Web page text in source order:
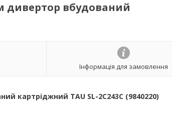
дивертор вбудований
Інформація для замовлення
картріджний TAU SL-2C243C (9840220)